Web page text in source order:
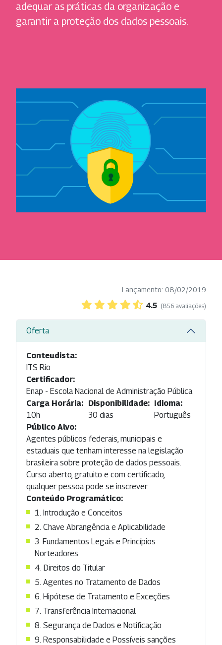
adequar as práticas da organização e
garantir a proteção dos dados pessoais.
Lançamento: 08/02/2019
4.5 (856 avaliações)
Oferta
Conteudista:
ITS Rio
Certificador:
Enap - Escola Nacional de Administração Pública
Carga Horária:
10h
Disponibilidade:
30 dias
Idioma:
Português
Público Alvo:
Agentes públicos federais, municipais e
estaduais que tenham interesse na legislação
brasileira sobre proteção de dados pessoais.
Curso aberto, gratuito e com certificado,
qualquer pessoa pode se inscrever.
Conteúdo Programático:
1. Introdução e Conceitos
2. Chave Abrangência e Aplicabilidade
3. Fundamentos Legais e Princípios
Norteadores
4. Direitos do Titular
5. Agentes no Tratamento de Dados
6. Hipótese de Tratamento e Exceções
7. Transferência Internacional
8. Segurança de Dados e Notificação
9. Responsabilidade e Possíveis sanções